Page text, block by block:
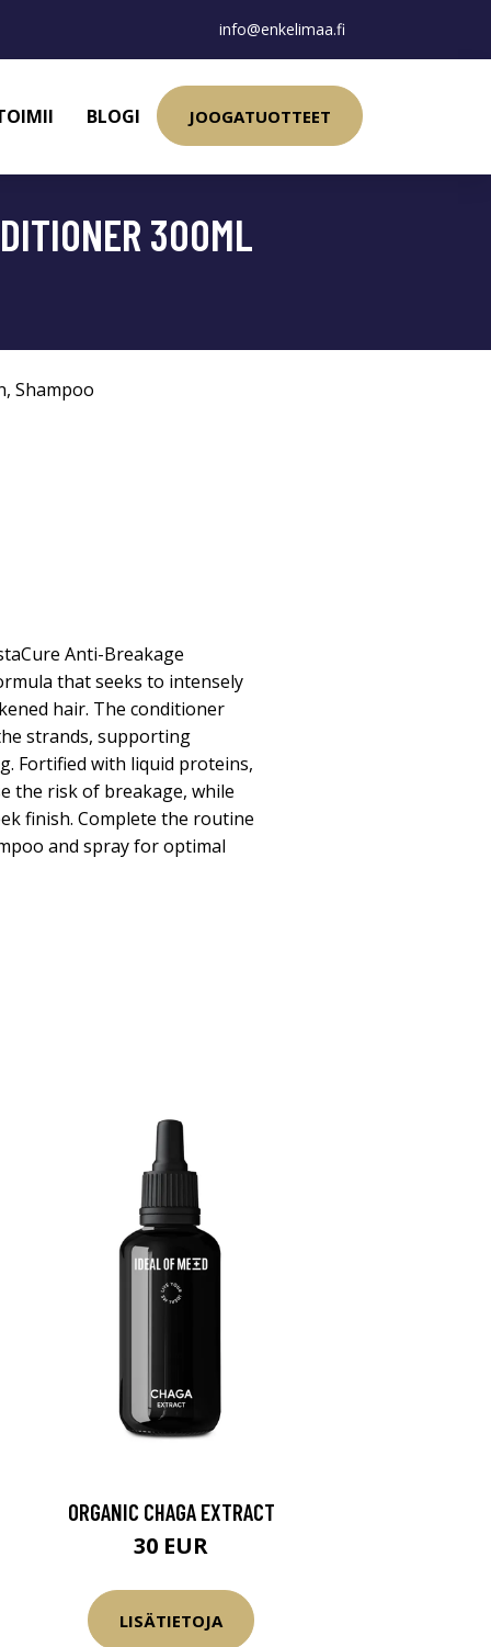
info@enkelimaa.fi
BLOGI JOOGATUOTTEET
300ML
, Shampoo
Anti-Breakage
that seeks to intensely
hair. The conditioner
strands, supporting
Fortified with liquid proteins,
the risk of breakage, while
finish. Complete the routine
and spray for optimal
ORGANIC CHAGA EXTRACT
30 EUR
LISÄTIETOJA